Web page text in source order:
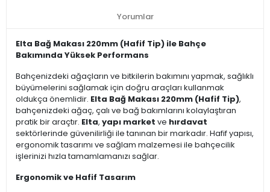
Yorumlar
Elta Bağ Makası 220mm (Hafif Tip) ile Bahçe
Bakımında Yüksek Performans
Bahçenizdeki ağaçların ve bitkilerin bakımını yapmak, sağlıklı
büyümelerini sağlamak için doğru araçları kullanmak
oldukça önemlidir. Elta Bağ Makası 220mm (Hafif Tip),
bahçenizdeki ağaç, çalı ve bağ bakımlarını kolaylaştıran
pratik bir araçtır. Elta, yapı market ve hırdavat
sektörlerinde güvenilirliği ile tanınan bir markadır. Hafif yapısı,
ergonomik tasarımı ve sağlam malzemesi ile bahçecilik
işlerinizi hızla tamamlamanızı sağlar.
Ergonomik ve Hafif Tasarım